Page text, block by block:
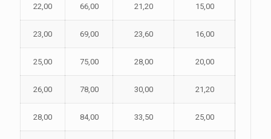
22,00 66,00 21,20 15,00
23,00 69,00 23,60 16,00
25,00 75,00 28,00 20,00
26,00 78,00 30,00 21,20
28,00 84,00 33,50 25,00